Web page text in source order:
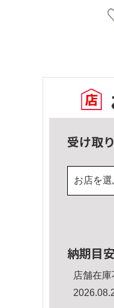
受け取
お店を選
納期目
店舗在庫